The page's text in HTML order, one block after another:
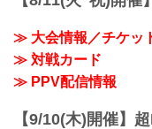
≫ 大会情報／チケッ
≫ 対戦カード
≫ PPV配信情報
【9/10(木)開催】